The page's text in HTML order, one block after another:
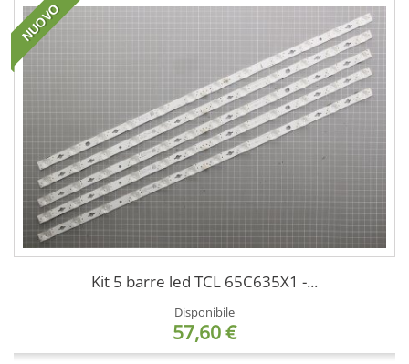
NUOVO
Kit 5 barre led TCL 65C635X1 -...
Disponibile
57,60 €